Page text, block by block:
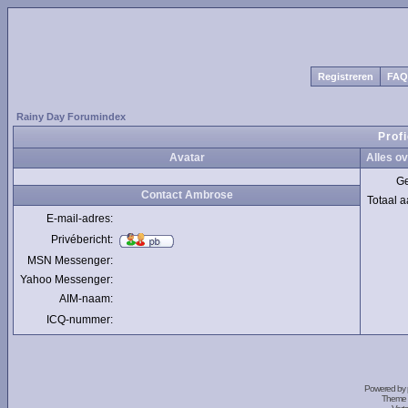
Registreren FAQ
Rainy Day Forumindex
Avatar
Alles
Totaal
Contact Ambrose
E-mail-adres:
Privébericht:
MSN Messenger:
Yahoo Messenger:
AIM-naam:
ICQ-nummer:
Powered by
Theme